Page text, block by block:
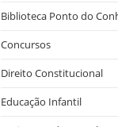
Biblioteca Ponto do
Concursos
Direito Constitucional
Educação Infantil